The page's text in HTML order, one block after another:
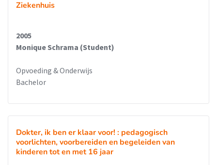
Ziekenhuis
2005
Monique Schrama (Student)
Opvoeding & Onderwijs
Bachelor
Dokter, ik ben er klaar voor! : pedagogisch
voorlichten, voorbereiden en begeleiden van
kinderen tot en met 16 jaar